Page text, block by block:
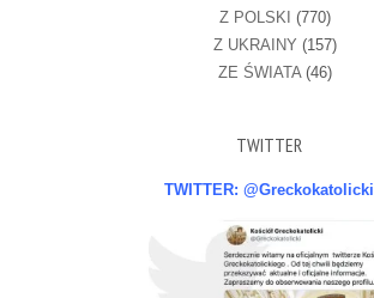
Z POLSKI (770)
Z UKRAINY (157)
ZE ŚWIATA(46)
TWITTER
TWITTER: @Greckokatolicki